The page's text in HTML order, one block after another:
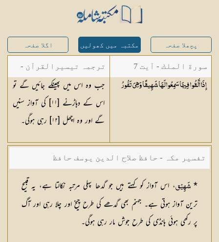
پچھلا صفحہ مکتبہ میں کھولیں اگلا صفحہ
سورة الملك - آیت 7
إِذَا أُلْقُوا فِيهَا سَمِعُوا لَهَا شَهِيقًا وَهِيَتَفُورُ
ترجمہ تیسیرالقرآن -
مولانا عبد الرحمن
کیلانی
جب وہ اس میں پھینکے جائیں گے تو
اس کے دہاڑنے [١١] کی آواز سنیں
گے اور وہ اچھل [١٢] رہی ہوگی۔
تفسیر مکہ - حافظ صلاح الدین یوسف حافظ
*شَھِیْق، اس آواز کو کہتے ہیں جو گدھا پہلی مرتبہ نکالتا ہے، یہ قبیح
ترین آواز ہوتی ہے۔ جہنم بھی گدھے کی طرح چیخ اور چلا رہی اور آگ
پر رکھی ہوئی ہانڈی کی طرح جوش مار رہی ہوگی۔